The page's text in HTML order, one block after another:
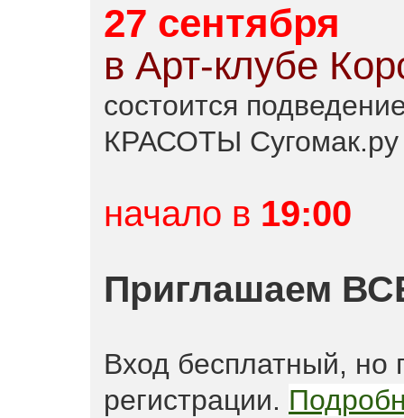
27 сентября
в Арт-клубе
состоится
КРАСОТЫ Сугомак.ру
начало в 19:00
Приглашаем
Вход бесплатный, но
регистрации.